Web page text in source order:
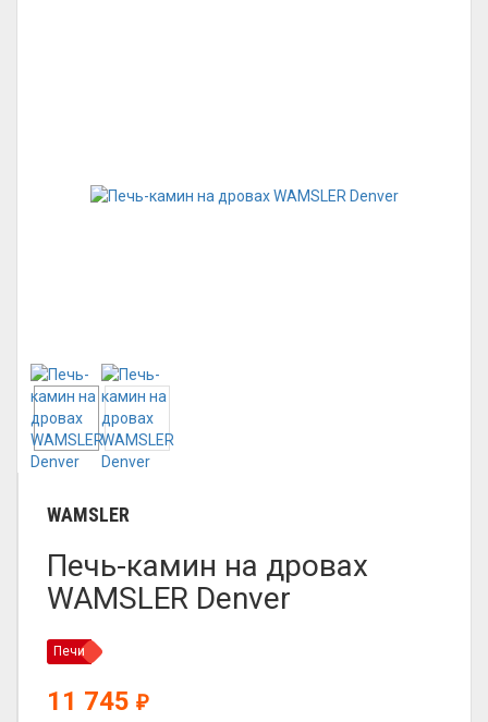
WAMSLER
Печь-камин на дровах
WAMSLER Denver
Печи
11 745 ₽